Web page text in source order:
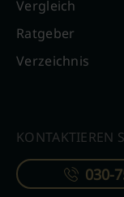
Vergleich
Ratgeber
Verzeichnis
KONTAKTIEREN
030-